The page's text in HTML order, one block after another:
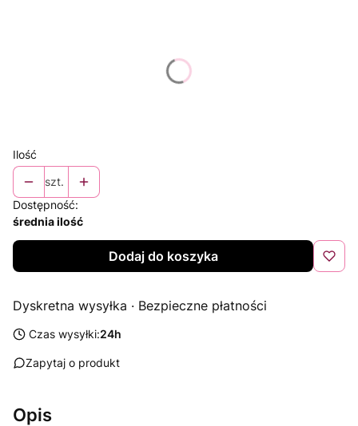
Ilość
szt.
Dostępność:
średnia ilość
Dodaj do koszyka
Dyskretna wysyłka · Bezpieczne płatności
Czas wysyłki:24h
Zapytaj o produkt
Opis